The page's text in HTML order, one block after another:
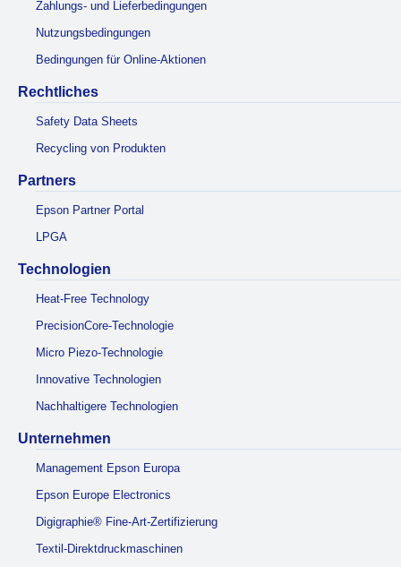
Zahlungs- und Lieferbedingungen
Nutzungsbedingungen
Bedingungen für Online-Aktionen
Rechtliches
Safety Data Sheets
Recycling von Produkten
Partners
Epson Partner Portal
LPGA
Technologien
Heat-Free Technology
PrecisionCore-Technologie
Micro Piezo-Technologie
Innovative Technologien
Nachhaltigere Technologien
Unternehmen
Management Epson Europa
Epson Europe Electronics
Digigraphie® Fine-Art-Zertifizierung
Textil-Direktdruckmaschinen